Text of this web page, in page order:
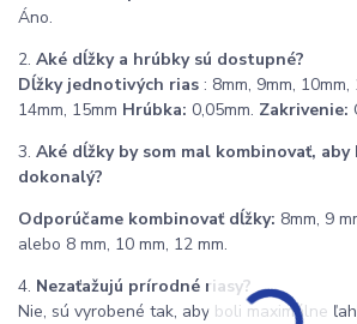
Áno.
2. Aké dĺžky a hrúbky sú dostupné?
Dĺžky jednotivých rias : 8mm, 9mm,
14mm, 15mm Hrúbka: 0,05mm. Zakrivenie:
3. Aké dĺžky by som mal kombinovať,
dokonalý?
Odporúčame kombinovať dĺžky: 8mm, 9
alebo 8 mm, 10 mm, 12 mm.
4. Nezaťažujú prírodné riasy?
Nie, sú vyrobené tak, aby boli maximálne